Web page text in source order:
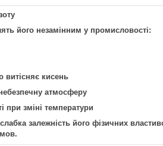
його незамінним у промисловості:
витісняє кисень
атмосферу
при зміні температури
залежність його фізичних